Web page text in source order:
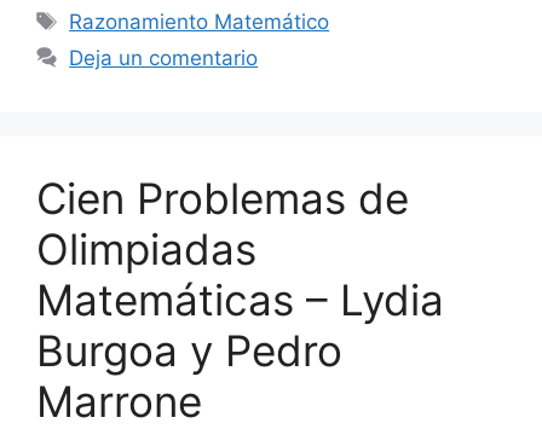
Etiquetas
Razonamiento Matemático
Deja un comentario
Cien Problemas de
Olimpiadas
Matemáticas – Lydia
Burgoa y Pedro
Marrone